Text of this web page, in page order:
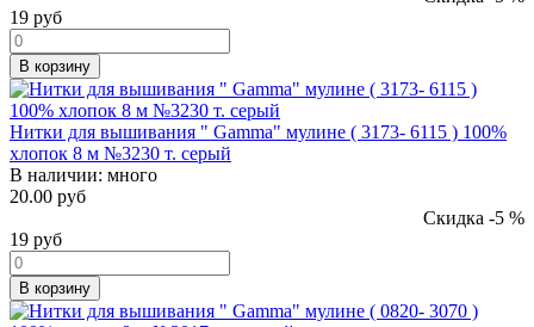
19 руб
В корзину
Нитки для вышивания " Gamma" мулине ( 3173- 6115 ) 100%
хлопок 8 м №3230 т. серый
В наличии: много
20.00 руб
Скидка -5 %
19 руб
В корзину